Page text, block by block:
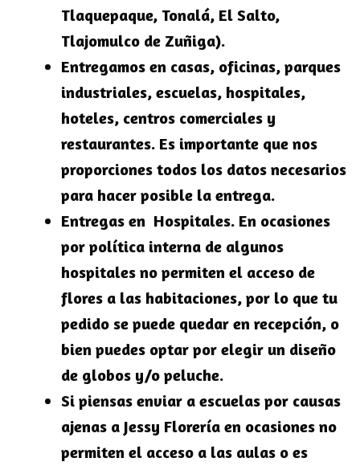
Tlaquepaque, Tonalá, El Salto,
Tlajomulco de Zuñiga).
Entregamos en casas, oficinas, parques
industriales, escuelas, hospitales,
hoteles, centros comerciales y
restaurantes. Es importante que nos
proporciones todos los datos necesarios
para hacer posible la entrega.
Entregas en Hospitales. En ocasiones
por política interna de algunos
hospitales no permiten el acceso de
flores a las habitaciones, por lo que tu
pedido se puede quedar en recepción, o
bien puedes optar por elegir un diseño
de globos y/o peluche.
Si piensas enviar a escuelas por causas
ajenas a Jessy Florería en ocasiones no
permiten el acceso a las aulas o es